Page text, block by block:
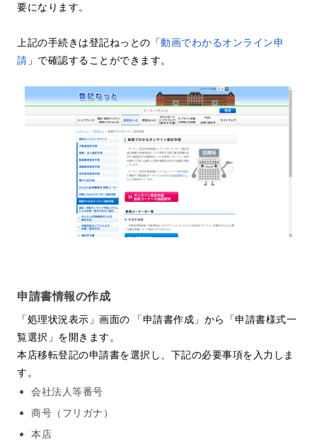
要になります。
上記の手続きは登記ねっとの「動画でわかるオンライン申
請 」で確認することができます。
申請書情報の作成
「処理状況表示」画面の 「申請書作成」から「申請書様式一
覧選択」を開きます。
本店移転登記の申請書を選択し、下記の必要事項を入力しま
す。
会社法人等番号
商号（フリガナ）
本店